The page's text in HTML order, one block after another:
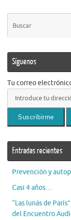
Síguenos
Tu correo
Entradas recientes
Prevención y
Casi 4 años…
“Las lunás de
del Encuentro